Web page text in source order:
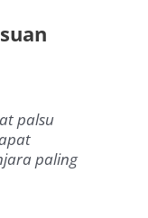
palsu
paling